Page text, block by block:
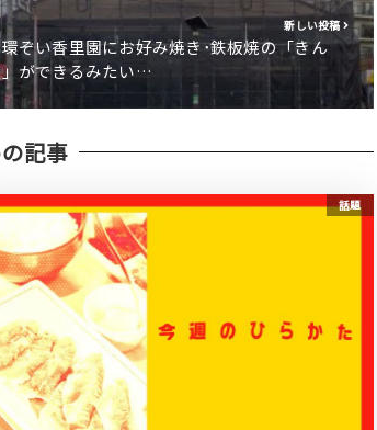
新しい投稿
ぞい香里園にお好み焼き･鉄板焼の「きん
ができるみたい…
記事
話題